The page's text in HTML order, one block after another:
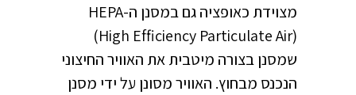
מצוידת כאופציה גם במסנן ה-HEPA
(High Efficiency Particulate Air)
שמסנן בצורה מיטבית את האוויר החיצוני
הנכנס מבחוץ. האוויר מסונן על ידי מסנן